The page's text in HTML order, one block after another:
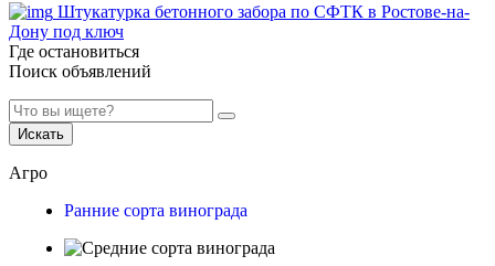
Штукатурка бетонного забора по СФТК в Ростове-на-
Дону под ключ
Где остановиться
Поиск объявлений
Искать
Агро
Ранние сорта винограда